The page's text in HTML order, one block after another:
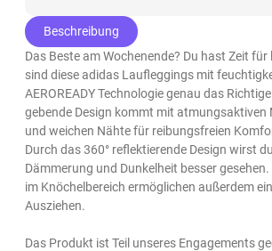
Beschreibung
Das Beste am Wochenende? Du hast Zeit
sind diese adidas Laufleggings mit
AEROREADY Technologie genau das
gebende Design kommt mit atmungsaktiven
und weichen Nähte für reibungsfreien
Durch das 360° reflektierende Design wirst
Dämmerung und Dunkelheit besser
im Knöchelbereich ermöglichen außerdem
Ausziehen.
Das Produkt ist Teil unseres Engagements